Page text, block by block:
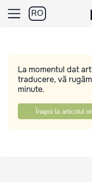
RO
La momentul dat
traducere, vă
minute.
Înapoi la articolul